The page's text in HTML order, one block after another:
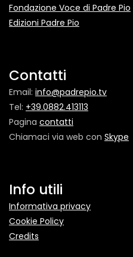
Fondazione Voce di Padre Pio
Edizioni Padre Pio
Contatti
Email: info@padrepio.tv
Tel: +39.0882.413113
Pagina contatti
Chiamaci via web con Skype
Info utili
Informativa privacy
Cookie Policy
Credits